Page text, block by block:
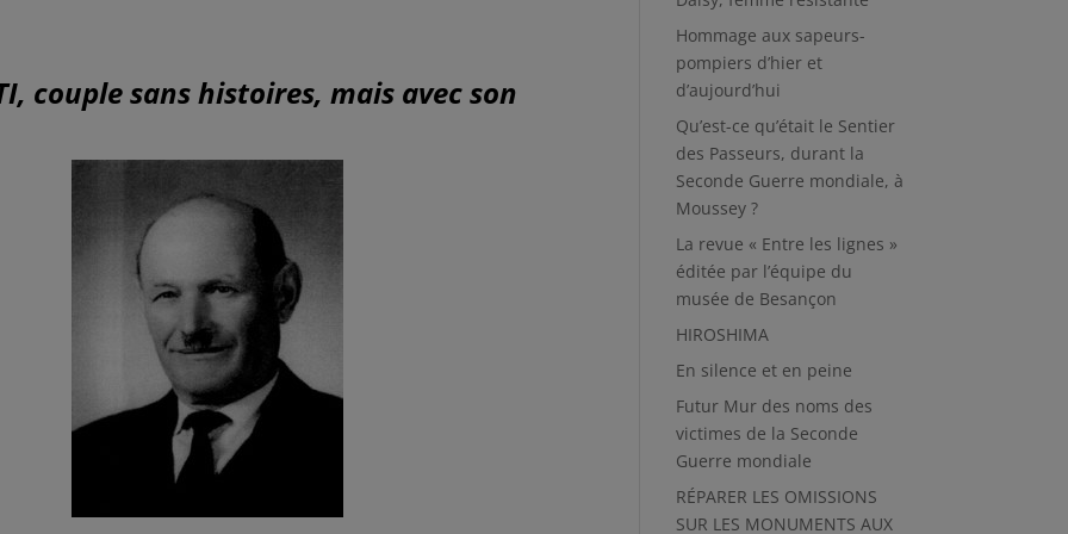
couple sans histoires, mais avec son
Hommage aux sapeurs-
pompiers d’hier et
d’aujourd’hui
Qu’est-ce qu’était le Sentier
des Passeurs, durant la
Seconde Guerre mondiale, à
Moussey ?
La revue « Entre les lignes »
éditée par l’équipe du
musée de Besançon
HIROSHIMA
En silence et en peine
Futur Mur des noms des
victimes de la Seconde
Guerre mondiale
RÉPARER LES OMISSIONS
SUR LES MONUMENTS AUX